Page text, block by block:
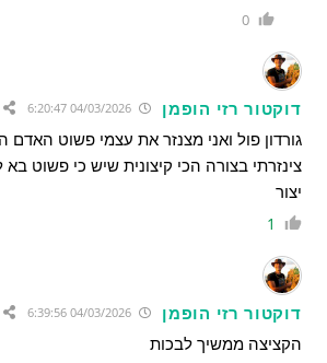
0
דוקטור רזי הופמן
גורדון פול ואני מצנזר את עצמי פשוט
צינזרתי בצורה הכי קיצונית שיש כי פשוט בא
יצור
1
דוקטור רזי הופמן
הקציצה ממשיך לבכות